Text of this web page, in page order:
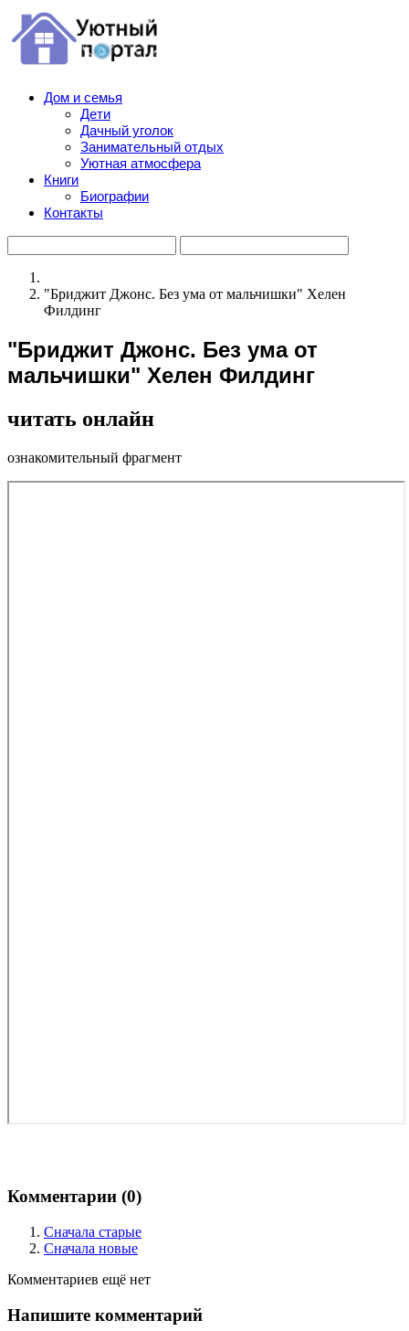
Дом и семья
Дети
Дачный уголок
Занимательный отдых
Уютная атмосфера
Книги
Биографии
Контакты
"Бриджит Джонс. Без ума от мальчишки" Хелен
Филдинг
"Бриджит Джонс. Без ума от
мальчишки" Хелен Филдинг
читать онлайн
ознакомительный фрагмент
Комментарии (0)
Сначала старые
Сначала новые
Комментариев ещё нет
Напишите комментарий